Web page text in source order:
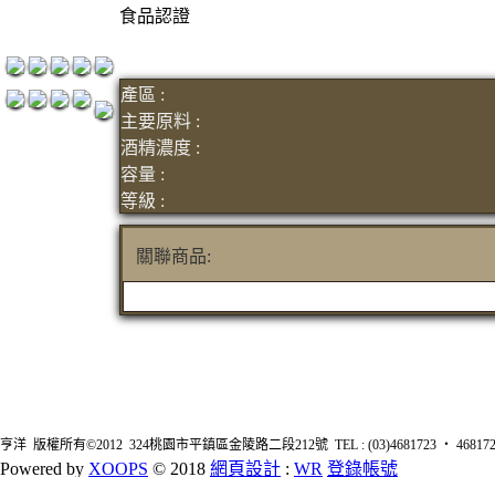
食品認證
產區 :
主要原料 :
酒精濃度 :
容量 :
等級 :
關聯商品:
亨洋 版權所有©2012 324桃園市平鎮區金陵路二段212號 TEL : (03)4681723 ‧
Powered by XOOPS © 2018 網頁設計 : WR 登錄帳號